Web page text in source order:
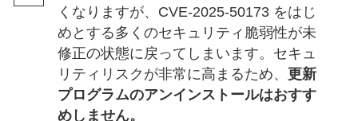
くなりますが、CVE-2025-50173 をはじ
めとする多くのセキュリティ脆弱性が未
修正の状態に戻ってしまいます。セキュ
リティリスクが非常に高まるため、 更新
プログラムのアンインストールはおすす
めしません。